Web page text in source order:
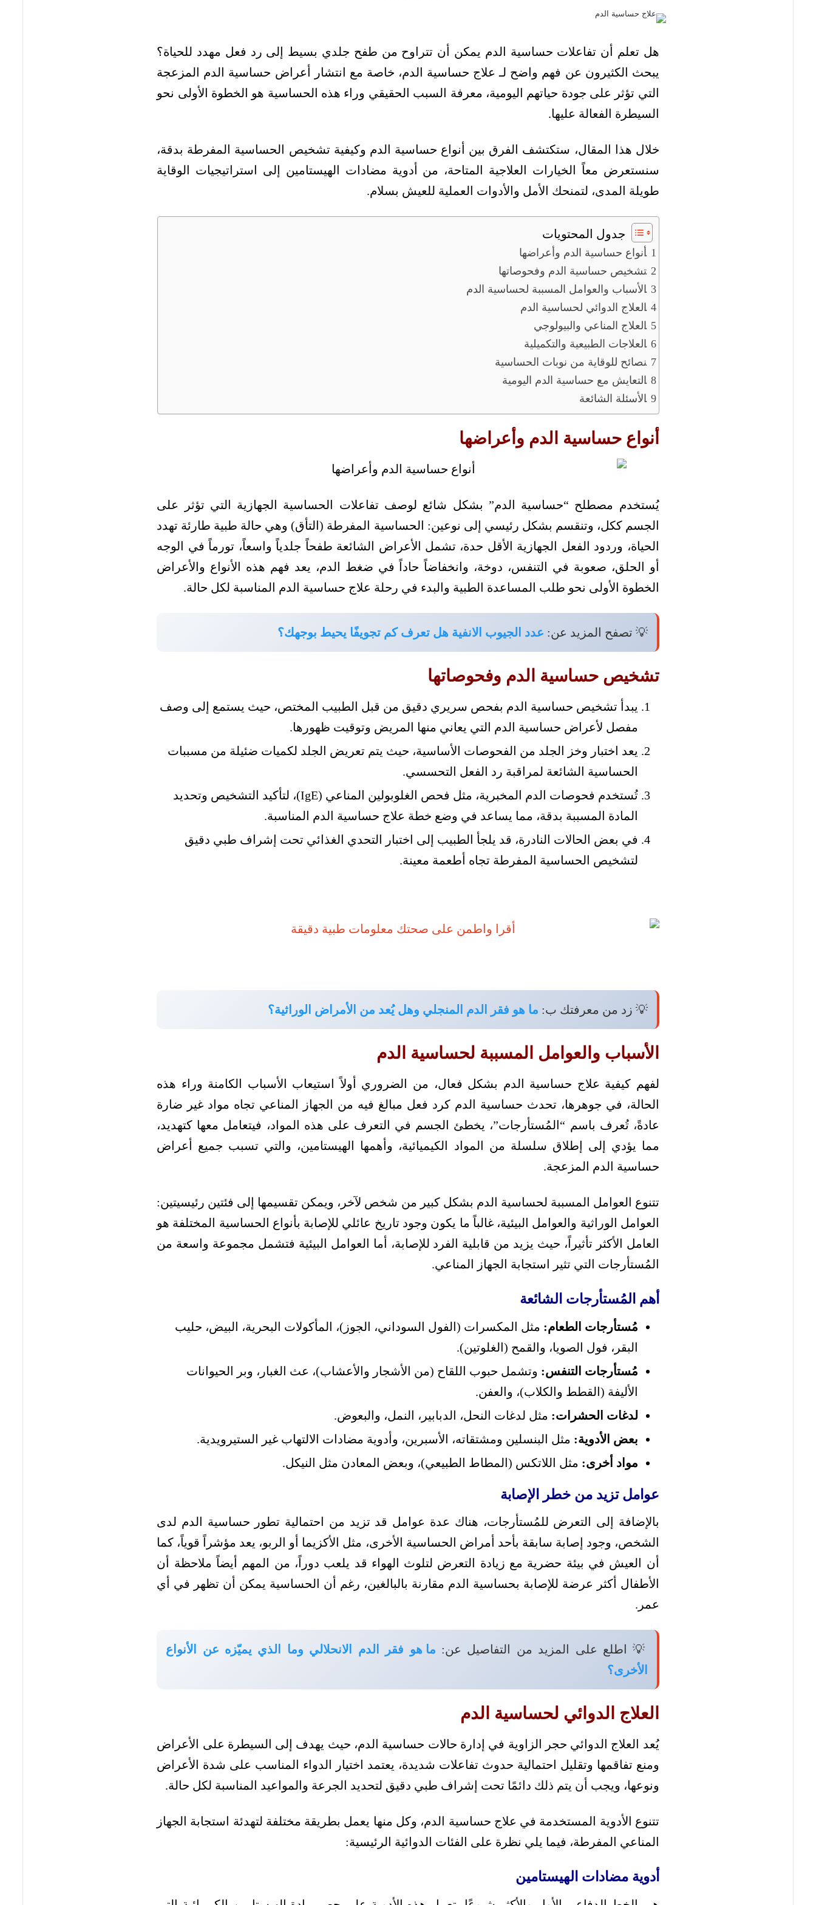
هل تعلم أن تفاعلات حساسية الدم يمكن أن تتراوح من طفح جلدي بسيط إلى رد فعل مهدد للحياة؟
يبحث الكثيرون عن فهم واضح لـ علاج حساسية الدم، خاصة مع انتشار أعراض حساسية الدم المزعجة
التي تؤثر على جودة حياتهم اليومية، معرفة السبب الحقيقي وراء هذه الحساسية هو الخطوة الأولى نحو
السيطرة الفعالة عليها.
خلال هذا المقال، ستكتشف الفرق بين أنواع حساسية الدم وكيفية تشخيص الحساسية المفرطة بدقة،
سنستعرض معاً الخيارات العلاجية المتاحة، من أدوية مضادات الهيستامين إلى استراتيجيات الوقاية
طويلة المدى، لتمنحك الأمل والأدوات العملية للعيش بسلام.
جدول المحتويات
أنواع حساسية الدم وأعراضها
تشخيص حساسية الدم وفحوصاتها
الأسباب والعوامل المسببة لحساسية الدم
العلاج الدوائي لحساسية الدم
العلاج المناعي والبيولوجي
العلاجات الطبيعية والتكميلية
نصائح للوقاية من نوبات الحساسية
التعايش مع حساسية الدم اليومية
الأسئلة الشائعة
أنواع حساسية الدم وأعراضها
يُستخدم مصطلح “حساسية الدم” بشكل شائع لوصف تفاعلات الحساسية الجهازية التي تؤثر على
الجسم ككل، وتنقسم بشكل رئيسي إلى نوعين: الحساسية المفرطة (التأق) وهي حالة طبية طارئة تهدد
الحياة، وردود الفعل الجهازية الأقل حدة، تشمل الأعراض الشائعة طفحاً جلدياً واسعاً، تورماً في الوجه
أو الحلق، صعوبة في التنفس، دوخة، وانخفاضاً حاداً في ضغط الدم، يعد فهم هذه الأنواع والأعراض
الخطوة الأولى نحو طلب المساعدة الطبية والبدء في رحلة علاج حساسية الدم المناسبة لكل حالة.
💡 تصفح المزيد عن: عدد الجيوب الانفية هل تعرف كم تجويفًا يحيط بوجهك؟
تشخيص حساسية الدم وفحوصاتها
يبدأ تشخيص حساسية الدم بفحص سريري دقيق من قبل الطبيب المختص، حيث يستمع إلى وصف
مفصل لأعراض حساسية الدم التي يعاني منها المريض وتوقيت ظهورها.
يعد اختبار وخز الجلد من الفحوصات الأساسية، حيث يتم تعريض الجلد لكميات ضئيلة من مسببات
الحساسية الشائعة لمراقبة رد الفعل التحسسي.
تُستخدم فحوصات الدم المخبرية، مثل فحص الغلوبولين المناعي (IgE)، لتأكيد التشخيص وتحديد
المادة المسببة بدقة، مما يساعد في وضع خطة علاج حساسية الدم المناسبة.
في بعض الحالات النادرة، قد يلجأ الطبيب إلى اختبار التحدي الغذائي تحت إشراف طبي دقيق
لتشخيص الحساسية المفرطة تجاه أطعمة معينة.
💡 زد من معرفتك ب: ما هو فقر الدم المنجلي وهل يُعد من الأمراض الوراثية؟
الأسباب والعوامل المسببة لحساسية الدم
لفهم كيفية علاج حساسية الدم بشكل فعال، من الضروري أولاً استيعاب الأسباب الكامنة وراء هذه
الحالة، في جوهرها، تحدث حساسية الدم كرد فعل مبالغ فيه من الجهاز المناعي تجاه مواد غير ضارة
عادةً، تُعرف باسم “المُستأرجات”، يخطئ الجسم في التعرف على هذه المواد، فيتعامل معها كتهديد،
مما يؤدي إلى إطلاق سلسلة من المواد الكيميائية، وأهمها الهيستامين، والتي تسبب جميع أعراض
حساسية الدم المزعجة.
تتنوع العوامل المسببة لحساسية الدم بشكل كبير من شخص لآخر، ويمكن تقسيمها إلى فئتين رئيسيتين:
العوامل الوراثية والعوامل البيئية، غالباً ما يكون وجود تاريخ عائلي للإصابة بأنواع الحساسية المختلفة هو
العامل الأكثر تأثيراً، حيث يزيد من قابلية الفرد للإصابة، أما العوامل البيئية فتشمل مجموعة واسعة من
المُستأرجات التي تثير استجابة الجهاز المناعي.
أهم المُستأرجات الشائعة
مُستأرجات الطعام: مثل المكسرات (الفول السوداني، الجوز)، المأكولات البحرية، البيض، حليب
البقر، فول الصويا، والقمح (الغلوتين).
مُستأرجات التنفس: وتشمل حبوب اللقاح (من الأشجار والأعشاب)، عث الغبار، وبر الحيوانات
الأليفة (القطط والكلاب)، والعفن.
لدغات الحشرات: مثل لدغات النحل، الدبابير، النمل، والبعوض.
بعض الأدوية: مثل البنسلين ومشتقاته، الأسبرين، وأدوية مضادات الالتهاب غير الستيرويدية.
مواد أخرى: مثل اللاتكس (المطاط الطبيعي)، وبعض المعادن مثل النيكل.
عوامل تزيد من خطر الإصابة
بالإضافة إلى التعرض للمُستأرجات، هناك عدة عوامل قد تزيد من احتمالية تطور حساسية الدم لدى
الشخص، وجود إصابة سابقة بأحد أمراض الحساسية الأخرى، مثل الأكزيما أو الربو، يعد مؤشراً قوياً، كما
أن العيش في بيئة حضرية مع زيادة التعرض لتلوث الهواء قد يلعب دوراً، من المهم أيضاً ملاحظة أن
الأطفال أكثر عرضة للإصابة بحساسية الدم مقارنة بالبالغين، رغم أن الحساسية يمكن أن تظهر في أي
عمر.
💡 اطلع على المزيد من التفاصيل عن: ما هو فقر الدم الانحلالي وما الذي يميّزه عن الأنواع
الأخرى؟
العلاج الدوائي لحساسية الدم
يُعد العلاج الدوائي حجر الزاوية في إدارة حالات حساسية الدم، حيث يهدف إلى السيطرة على الأعراض
ومنع تفاقمها وتقليل احتمالية حدوث تفاعلات شديدة، يعتمد اختيار الدواء المناسب على شدة الأعراض
ونوعها، ويجب أن يتم ذلك دائمًا تحت إشراف طبي دقيق لتحديد الجرعة والمواعيد المناسبة لكل حالة.
تتنوع الأدوية المستخدمة في علاج حساسية الدم، وكل منها يعمل بطريقة مختلفة لتهدئة استجابة الجهاز
المناعي المفرطة، فيما يلي نظرة على الفئات الدوائية الرئيسية:
أدوية مضادات الهيستامين